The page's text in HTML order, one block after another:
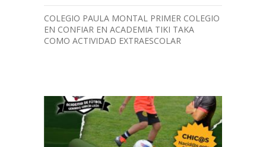
COLEGIO PAULA MONTAL PRIMER COLEGIO
EN CONFIAR EN ACADEMIA TIKI TAKA
COMO ACTIVIDAD EXTRAESCOLAR